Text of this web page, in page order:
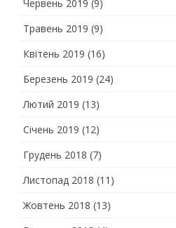
Червень 2019 (9)
Травень 2019 (9)
Квітень 2019 (16)
Березень 2019 (24)
Лютий 2019 (13)
Січень 2019 (12)
Грудень 2018 (7)
Листопад 2018 (11)
Жовтень 2018 (13)